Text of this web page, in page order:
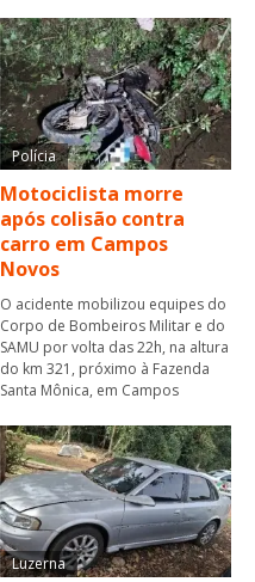
Polícia
Motociclista morre
após colisão contra
carro em Campos
Novos
O acidente mobilizou equipes do
Corpo de Bombeiros Militar e do
SAMU por volta das 22h, na altura
do km 321, próximo à Fazenda
Santa Mônica, em Campos
Luzerna